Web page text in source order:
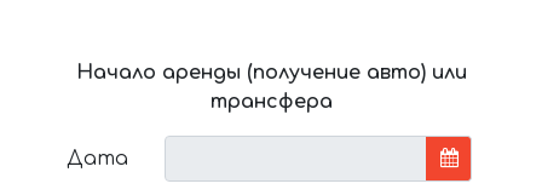
Начало аренды (получение авто) или
трансфера
Дата